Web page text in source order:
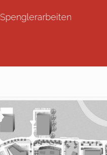
Spenglerarbeiten